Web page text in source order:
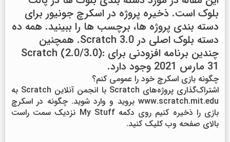
بلوک است. ذخیره پروژه در اسکرچ جونیور برای
دسته بندی پروژه ها، برچسب ها را ببینید. همه ده
دسته بلوک اصلی در Scratch 3.0. همچنین
چندین برنامه افزودنی برای Scratch (2.0/3.0):
31 مارس 2021 وجود دارد.
چگونه بازی اسکرچ خود را عمومی کنم؟
اشتراک‌گذاری پروژه‌های Scratch با انجمن آنلاین Scratch به
www.scratch.mit.edu بروید و وارد شوید. چگونه در اسکرچ
بازی را ذخیره کنیم روی دکمه My Stuff نزدیک سمت راست
بالای صفحه وب کلیک کنید.